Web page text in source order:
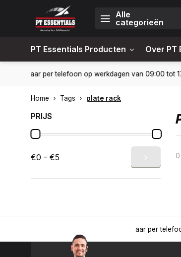
Alle
categorieën
PT Essentials Producten Over PT
6451309 Levering in heel Nederland en België
Home Tags plate rack
PRIJS
€0 - €5